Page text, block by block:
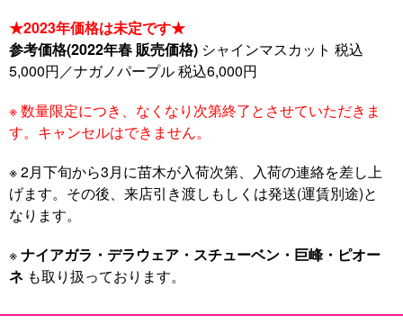
★2023年価格は未定です★
参考価格(2022年春 販売価格) シャインマスカット 税込
5,000円／ナガノパープル 税込6,000円
※ 数量限定につき、なくなり次第終了とさせていただきま
す。キャンセルはできません。
※ 2月下旬から3月に苗木が入荷次第、入荷の連絡を差し上
げます。その後、来店引き渡しもしくは発送(運賃別途)と
なります。
※ナイアガラ・デラウェア・スチューベン・巨峰・ピオー
ネ も取り扱っております。